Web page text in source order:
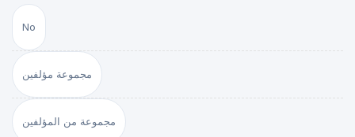
No
مجموعة مؤلفين
مجموعة من المؤلفين